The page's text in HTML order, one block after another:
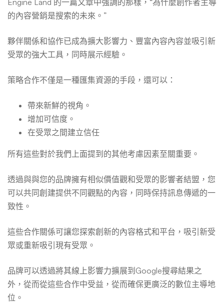
的內容營銷是搜索的未來。”
夥伴關係和協作已成為擴大影響力、豐富內容內容並吸引新
受眾的強大工具，同時展示經驗。
策略合作不僅是一種匯集資源的手段，還可以：
帶來新鮮的視角。
增加可信度。
在受眾之間建立信任
所有這些對於我們上面提到的其他考慮因素至關重要。
透過與與您的品牌擁有相似價值觀和受眾的影響者結盟，您
可以共同創建提供不同觀點的內容，同時保持訊息傳遞的一
致性。
這些合作關係可讓您探索創新的內容格式和平台，吸引新受
眾或重新吸引現有受眾。
品牌可以透過將其線上影響力擴展到Google搜尋結果之
外，從而從這些合作中受益，從而確保更廣泛的數位主導地
位。